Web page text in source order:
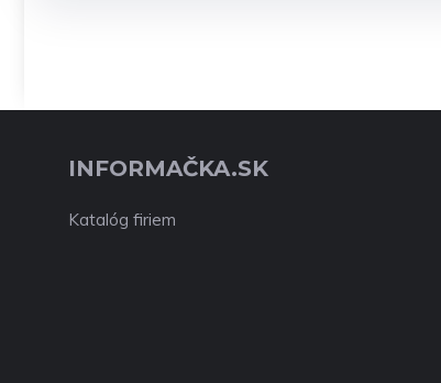
INFORMAČKA.SK
Katalóg firiem